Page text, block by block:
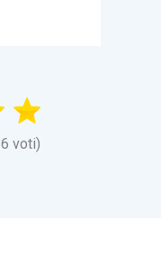
voti)